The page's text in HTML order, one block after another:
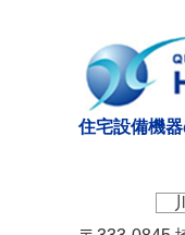
住宅設備機